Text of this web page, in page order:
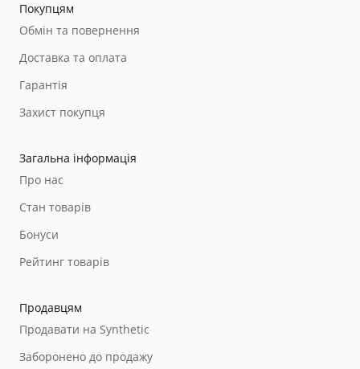
Покупцям
Обмін та повернення
Доставка та оплата
Гарантія
Захист покупця
Загальна інформація
Про нас
Стан товарів
Бонуси
Рейтинг товарів
Продавцям
Продавати на Synthetic
Заборонено до продажу